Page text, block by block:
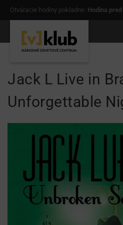
Otváracie hodiny pokladne: Hodina
Jack L Live in
Unforgettable